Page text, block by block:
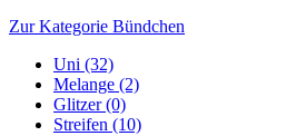
Zur Kategorie Bündchen
Uni (32)
Melange (2)
Glitzer (0)
Streifen (10)